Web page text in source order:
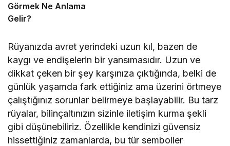
Görmek Ne Anlama
Gelir?
Rüyanızda avret yerindeki uzun kıl, bazen de
kaygı ve endişelerin bir yansımasıdır. Uzun ve
dikkat çeken bir şey karşınıza çıktığında, belki de
günlük yaşamda fark ettiğiniz ama üzerini örtmeye
çalıştığınız sorunlar belirmeye başlayabilir. Bu tarz
rüyalar, bilinçaltınızın sizinle iletişim kurma şekli
gibi düşünebiliriz. Özellikle kendinizi güvensiz
hissettiğiniz zamanlarda, bu tür semboller